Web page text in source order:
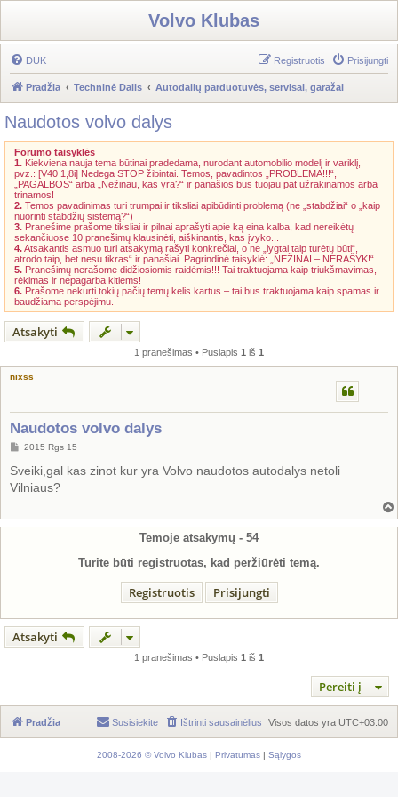
Volvo Klubas
DUK Prisijungti
Registruotis
Pradžia Techninė Dalis Autodalių parduotuvės, servisai, garažai
Naudotos volvo dalys
Forumo taisyklės
1. Kiekviena nauja tema būtinai pradedama, nurodant automobilio modelį ir variklį,
pvz.: [V40 1,8i] Nedega STOP žibintai. Temos, pavadintos „PROBLEMA!!!“,
„PAGALBOS“ arba „Nežinau, kas yra?“ ir panašios bus tuojau pat užrakinamos arba
trinamos!
2. Temos pavadinimas turi trumpai ir tiksliai apibūdinti problemą (ne „stabdžiai“ o „kaip
nuorinti stabdžių sistemą?“)
3. Pranešime prašome tiksliai ir pilnai aprašyti apie ką eina kalba, kad nereikėtų
sekančiuose 10 pranešimų klausinėti, aiškinantis, kas įvyko...
4.Atsakantis asmuo turi atsakymą rašyti konkrečiai, o ne „lygtai taip turėtų būti“,
atrodo taip, bet nesu tikras“ ir panašiai. Pagrindinė taisyklė: „NEŽINAI – NERAŠYK!“
5. Pranešimų nerašome didžiosiomis raidėmis!!! Tai traktuojama kaip triukšmavimas,
rėkimas ir nepagarba kitiems!
6. Prašome nekurti tokių pačių temų kelis kartus – tai bus traktuojama kaip spamas ir
baudžiama perspėjimu.
Atsakyti
1 pranešimas • Puslapis 1 iš 1
nixss
Naudotos volvo dalys
S
a
n
d
t
2015 Rgs 15
Sveiki,gal kas zinot kur yra Volvo naudotos autodalys netoli
Vilniaus?
i
Temoje atsakymų - 54
Turite būti registruotas, kad peržiūrėti temą.
Registruotis Prisijungti
Atsakyti
1 pranešimas • Puslapis 1 iš 1
Pereiti į
Pradžia Visos datos yra UTC+03:00
Ištrinti sausainėlius
Susisiekite
2008-2026 © Volvo Klubas | Privatumas | Sąlygos